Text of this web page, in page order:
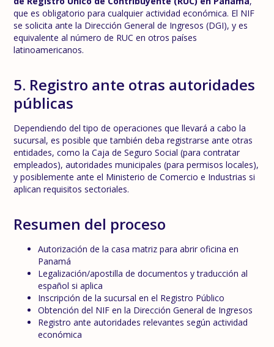
que es obligatorio para cualquier actividad económica. El NIF
se solicita ante la Dirección General de Ingresos (DGI), y es
equivalente al número de RUC en otros países
latinoamericanos.
5. Registro ante otras autoridades
públicas
Dependiendo del tipo de operaciones que llevará a cabo la
sucursal, es posible que también deba registrarse ante otras
entidades, como la Caja de Seguro Social (para contratar
empleados), autoridades municipales (para permisos locales),
y posiblemente ante el Ministerio de Comercio e Industrias si
aplican requisitos sectoriales.
Resumen del proceso
Autorización de la casa matriz para abrir oficina en
Panamá
Legalización/apostilla de documentos y traducción al
español si aplica
Inscripción de la sucursal en el Registro Público
Obtención del NIF en la Dirección General de Ingresos
Registro ante autoridades relevantes según actividad
económica